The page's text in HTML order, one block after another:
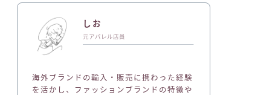
ディースブランド
ジュアルブランド
ークウェアブランド
しお
元アパレル店員
海外ブランドの輸入・販売に携わった経験
を活かし、ファッションブランドの特徴や